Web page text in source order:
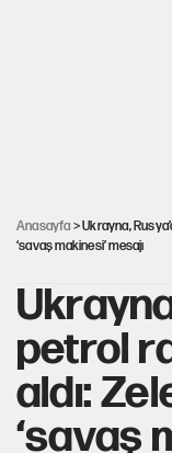
Anasayfa > Ukrayna,
‘savaş makinesi’ mesajı
petrol
aldı:
‘savaş